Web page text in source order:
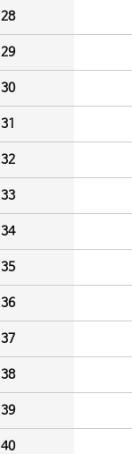
28
29
30
31
32
33
34
35
36
37
38
39
40